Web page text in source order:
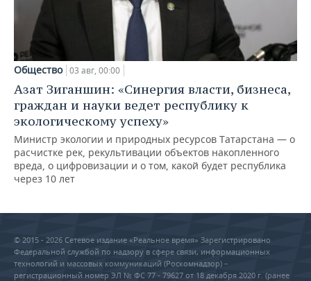
Общество 03 авг, 00:00
Азат Зиганшин: «Синергия власти, бизнеса,
граждан и науки ведет республику к
экологическому успеху»
Министр экологии и природных ресурсов Татарстана — о
расчистке рек, рекультивации объектов накопленного
вреда, о цифровизации и о том, какой будет республика
через 10 лет
© 2015 - 2026 Сетевое издание «Реальное время» Зарегистрировано
Федеральной службой по надзору в сфере связи, информационных
технологий и массовых коммуникаций (Роскомнадзор) –
регистрационный номер ЭЛ № ФС 77 - 79627 от 18 декабря 2020 г. (ранее